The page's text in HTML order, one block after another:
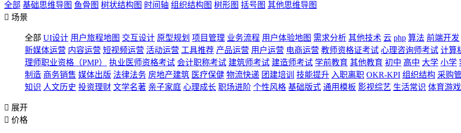
全部 基础思维导图 鱼骨图 树状结构图 时间轴 组织结构图 树形图 括号图 其他思维导图
 场景
全部 UI设计 用户旅程地图 交互设计 原型规划 项目管理 业务流程 用户体验地图 需求分析 其他技术 云 php 算法 前端开发
新媒体运营 内容运营 短视频运营 活动运营 工具推荐 产品运营 用户运营 电商运营 教师资格证考试 心理咨询师考试 计算
理师职业资格（PMP）
执业医师资格考试 会计职称考试 建筑师考试 建造师考试 学前教育 其他教育 初中 高中 大学 小学
制造 商务销售 媒体出版 法律法务 房地产建筑 医疗保健 物流快递 团建培训 技能提升 入职离职 OKR-KPI 组织结构 采购
知识 人文历史 投资理财 文学名著 亲子家庭 心理成长 职场进阶 个性风格 基础版式 通用模板 影视综艺 生活常识 体育游戏
 展开
 价格